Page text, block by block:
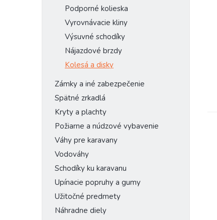
Podporné kolieska
Vyrovnávacie kliny
Výsuvné schodíky
Nájazdové brzdy
Kolesá a disky
Zámky a iné zabezpečenie
Spätné zrkadlá
Kryty a plachty
Požiarne a núdzové vybavenie
Váhy pre karavany
Vodováhy
Schodíky ku karavanu
Upínacie popruhy a gumy
Užitočné predmety
Náhradne diely